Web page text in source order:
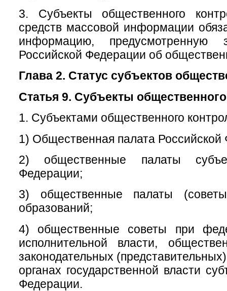
3. Субъекты общественного
средств массовой информации
информацию, предусмотренную
Российской Федерации об
Глава 2. Статус субъектов
Статья 9. Субъекты
1. Субъектами общественного
1) Общественная палата Российской
2) общественные палаты
Федерации;
3) общественные палаты
образований;
4) общественные советы при
исполнительной власти,
законодательных
органах государственной власти
Федерации.